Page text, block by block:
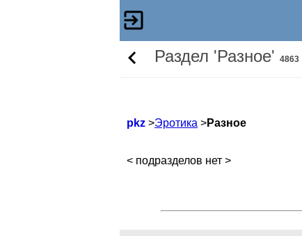
Раздел 'Разное' 4863
pkz >Эротика >Разное
< подразделов нет >